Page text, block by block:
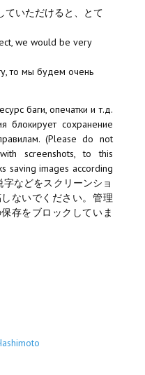
ていただけると、とて
we would be very
то мы будем очень
баги, опечатки и т.д.
блокирует сохранение
(Please do not
screenshots, to this
saving images according
などをスクリーンショ
ないでください。管理
存をブロックしていま